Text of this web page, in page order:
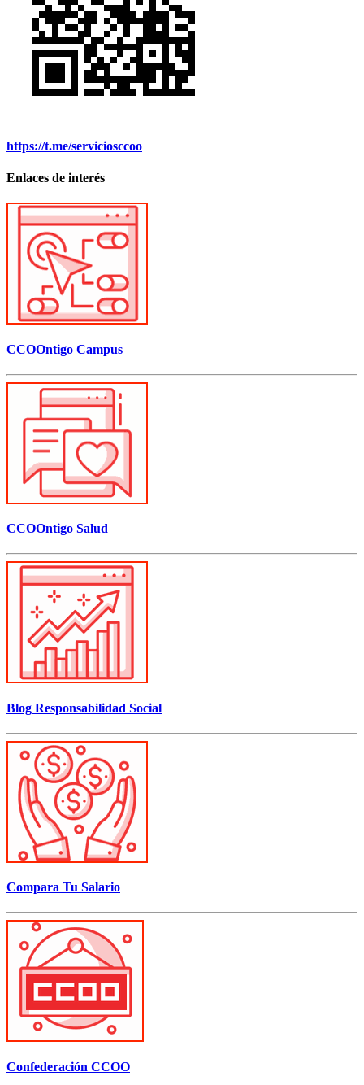
https://t.me/serviciosccoo
Enlaces de interés
CCOOntigo Campus
CCOOntigo Salud
Blog Responsabilidad Social
Compara Tu Salario
Confederación CCOO